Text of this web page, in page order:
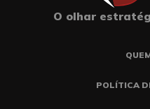
O olhar
POLÍTICA